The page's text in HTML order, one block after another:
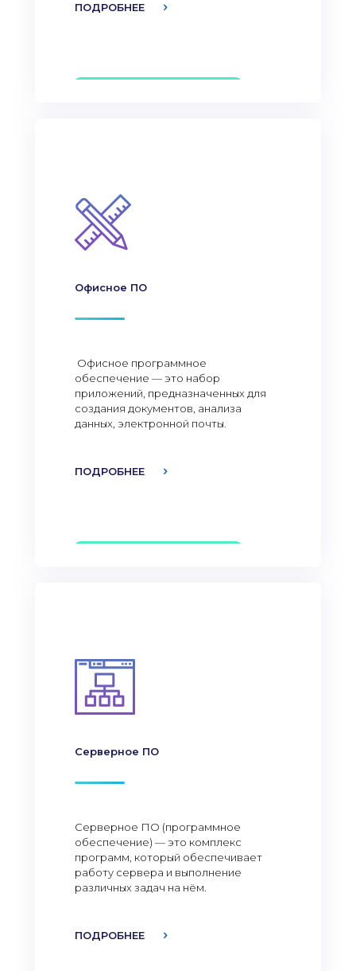
ПОДРОБНЕЕ
Офисное ПО
Офисное программное
обеспечение — это набор
приложений, предназначенных для
создания документов, анализа
данных, электронной почты.
ПОДРОБНЕЕ
Серверное ПО
Серверное ПО (программное
обеспечение) — это комплекс
программ, который обеспечивает
работу сервера и выполнение
различных задач на нём.
ПОДРОБНЕЕ